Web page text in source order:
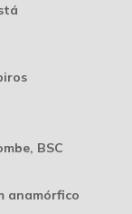
BSC
anamórfico